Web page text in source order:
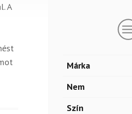
A
Márka
Nem
Szín